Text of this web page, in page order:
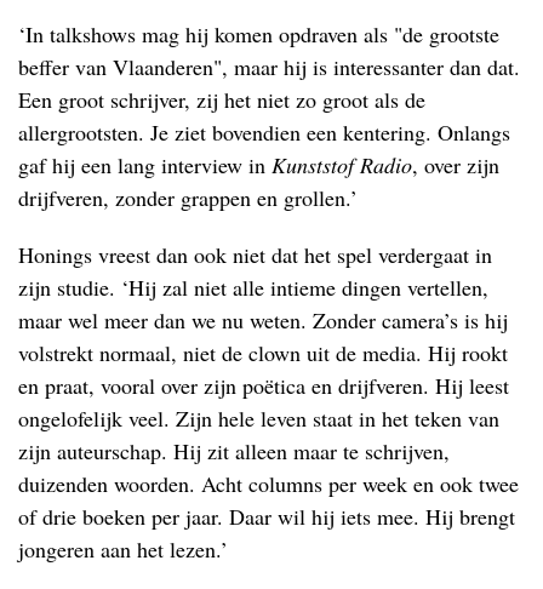
‘In talkshows mag hij komen opdraven als "de grootste
beffer van Vlaanderen", maar hij is interessanter dan dat.
Een groot schrijver, zij het niet zo groot als de
allergrootsten. Je ziet bovendien een kentering. Onlangs
gaf hij een lang interview in Kunststof Radio, over zijn
drijfveren, zonder grappen en grollen.’
Honings vreest dan ook niet dat het spel verdergaat in
zijn studie. ‘Hij zal niet alle intieme dingen vertellen,
maar wel meer dan we nu weten. Zonder camera’s is hij
volstrekt normaal, niet de clown uit de media. Hij rookt
en praat, vooral over zijn poëtica en drijfveren. Hij leest
ongelofelijk veel. Zijn hele leven staat in het teken van
zijn auteurschap. Hij zit alleen maar te schrijven,
duizenden woorden. Acht columns per week en ook twee
of drie boeken per jaar. Daar wil hij iets mee. Hij brengt
jongeren aan het lezen.’